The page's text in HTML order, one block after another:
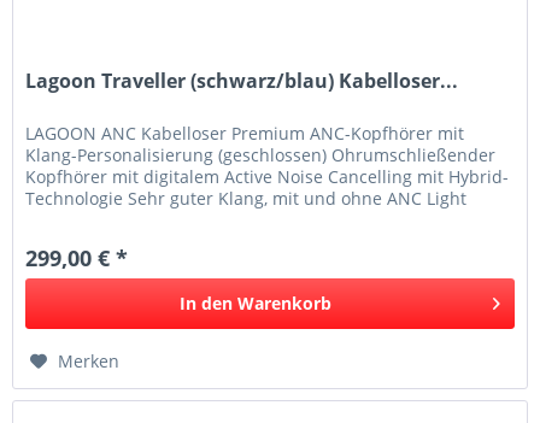
Lagoon Traveller (schwarz/blau) Kabelloser...
LAGOON ANC Kabelloser Premium ANC-Kopfhörer mit
Klang-Personalisierung (geschlossen) Ohrumschließender
Kopfhörer mit digitalem Active Noise Cancelling mit Hybrid-
Technologie Sehr guter Klang, mit und ohne ANC Light
299,00 € *
In den Warenkorb
Merken